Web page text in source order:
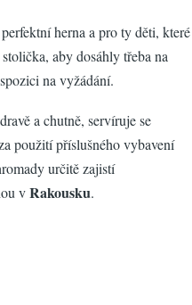
herna a pro ty děti, které
aby dosáhly třeba na
na vyžádání.
a chutně, servíruje se
použití příslušného vybavení
určitě zajistí
vRakousku.